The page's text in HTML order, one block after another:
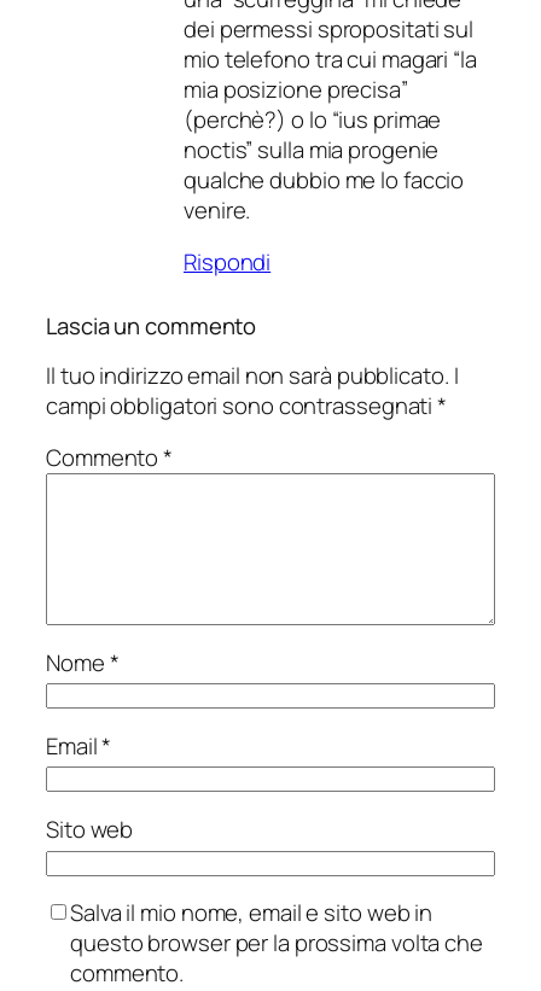
dei permessi spropositati sul
mio telefono tra cui magari “la
mia posizione precisa”
(perchè?) o lo “ius primae
noctis” sulla mia progenie
qualche dubbio me lo faccio
venire.
Rispondi
Lascia un commento
Il tuo indirizzo email non sarà pubblicato. I
campi obbligatori sono contrassegnati*
Commento*
Nome*
Email*
Sito web
Salva il mio nome, email e sito web in
questo browser per la prossima volta che
commento.